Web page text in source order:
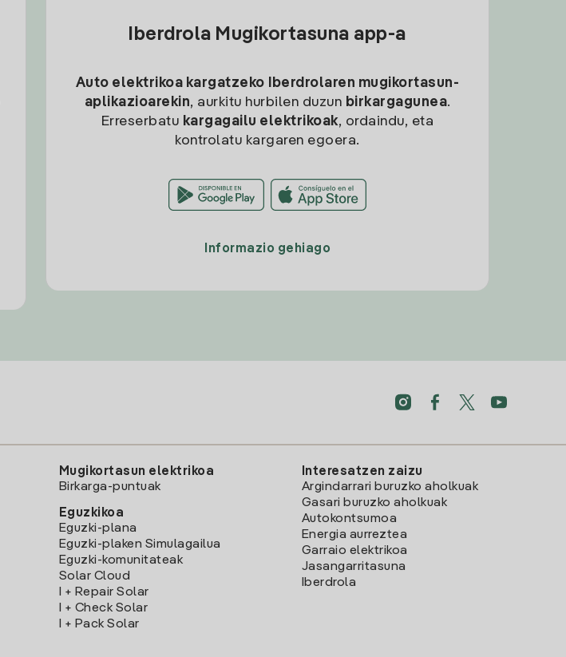
Iberdrola Mugikortasuna app-a
Auto elektrikoa kargatzeko
Iberdrolaren mugikortasun-
aplikazioarekin, aurkitu hurbilen duzun birkargagunea.
Erreserbatu kargagailu elektrikoak, ordaindu, eta
kontrolatu kargaren egoera.
Informazio gehiago
Mugikortasun elektrikoa
Birkarga-puntuak
Eguzkikoa
Eguzki-plana
Eguzki-plaken Simulagailua
Eguzki-komunitateak
Solar Cloud
I + Repair Solar
I + Check Solar
I + Pack Solar
Interesatzen zaizu
Argindarrari buruzko aholkuak
Gasari buruzko aholkuak
Autokontsumoa
Energia aurreztea
Garraio elektrikoa
Jasangarritasuna
Iberdrola